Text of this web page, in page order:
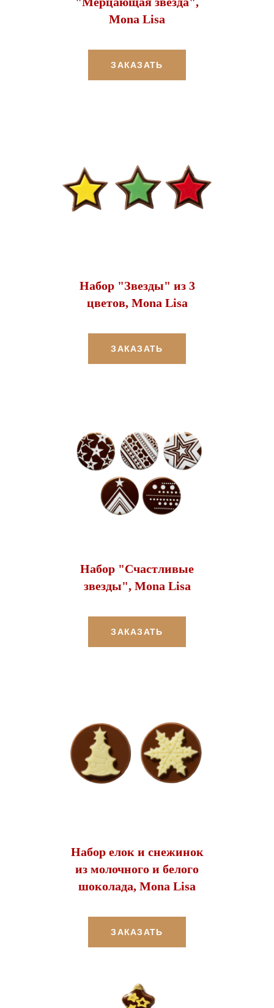
Mona Lisa
ЗАКАЗАТЬ
Набор "Звезды" из 3
цветов, Mona Lisa
ЗАКАЗАТЬ
Набор "Счастливые
звезды", Mona Lisa
ЗАКАЗАТЬ
Набор елок и снежинок
из молочного и белого
шоколада, Mona Lisa
ЗАКАЗАТЬ